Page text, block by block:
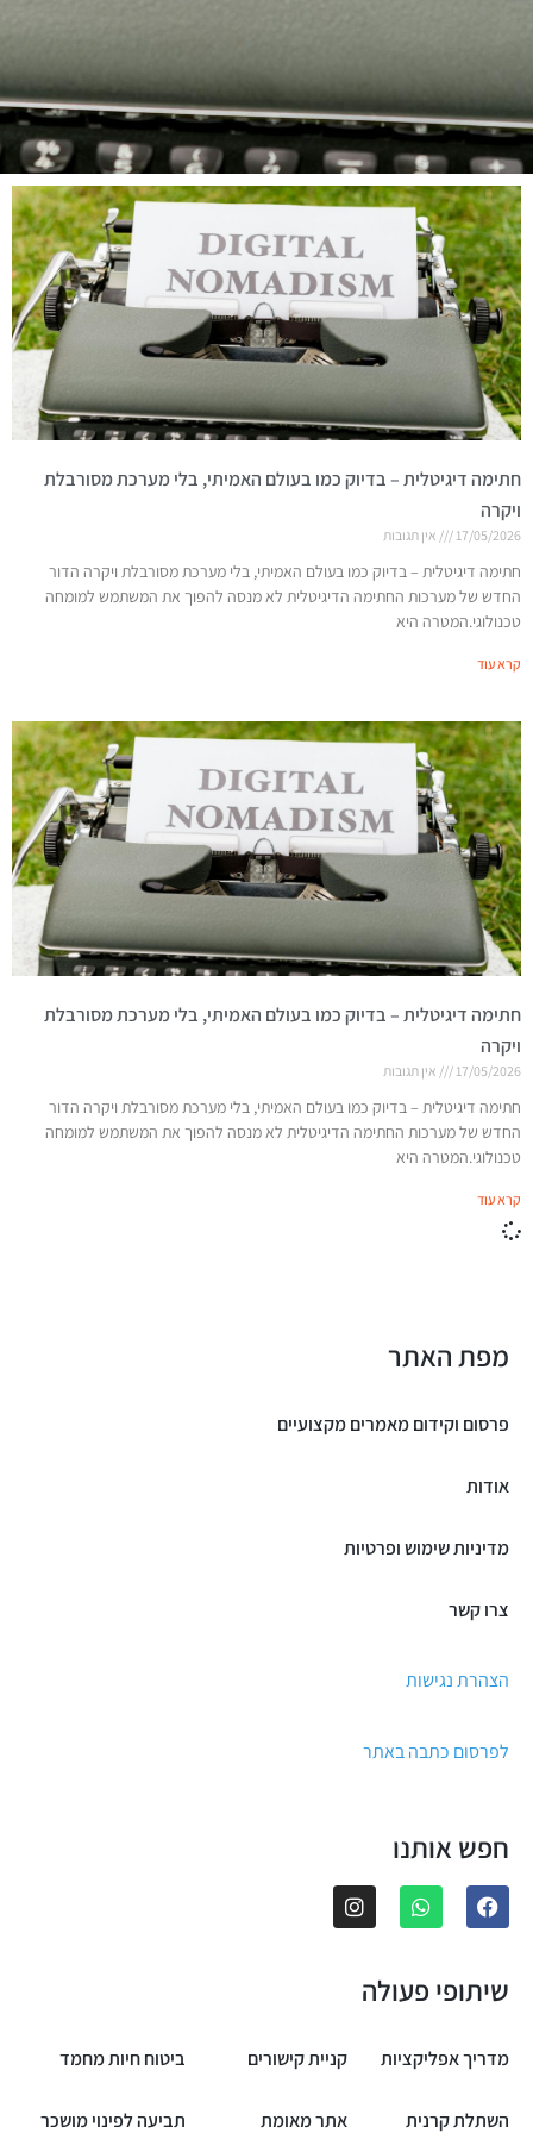
חתימה דיגיטלית – בדיוק כמו בעולם האמיתי, בלי מערכת מסורבלת
ויקרה
17/05/2026 אין תגובות
חתימה דיגיטלית – בדיוק כמו בעולם האמיתי, בלי מערכת מסורבלת ויקרה הדור
החדש של מערכות החתימה הדיגיטלית לא מנסה להפוך את המשתמש למומחה
טכנולוגי.המטרה היא
קרא עוד
חתימה דיגיטלית – בדיוק כמו בעולם האמיתי, בלי מערכת מסורבלת
ויקרה
17/05/2026 אין תגובות
חתימה דיגיטלית – בדיוק כמו בעולם האמיתי, בלי מערכת מסורבלת ויקרה הדור
החדש של מערכות החתימה הדיגיטלית לא מנסה להפוך את המשתמש למומחה
טכנולוגי.המטרה היא
קרא עוד
מפת האתר
פרסום וקידום מאמרים מקצועיים
אודות
מדיניות שימוש ופרטיות
צרו קשר
הצהרת נגישות
לפרסום כתבה באתר
חפש אותנו
שיתופי פעולה
מדריך אפליקציות קניית קישורים ביטוח חיות מחמד
השתלת קרנית אתר מאומת תביעה לפינוי מושכר